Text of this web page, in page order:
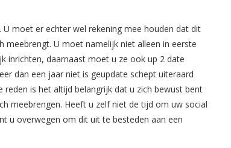
moet er echter wel rekening mee houden dat dit
meebrengt. U moet namelijk niet alleen in eerste
inrichten, daarnaast moet u ze ook up 2 date
dan een jaar niet is geupdate schept uiteraard
is het altijd belangrijk dat u zich bewust bent
meebrengen. Heeft u zelf niet de tijd om uw social
u overwegen om dit uit te besteden aan een